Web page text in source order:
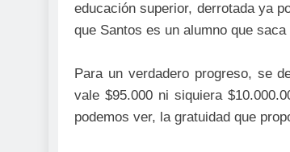
educación superior, derrotada ya
que Santos es un alumno que
Para un verdadero progreso, se
vale $95.000 ni siquiera
podemos ver, la gratuidad que